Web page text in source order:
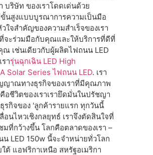
บริษัท ของเราโดดเด่นด้วย
ขั้นสูงแบบบูรณาการความเป็นมือ
ใจสําคัญของความสําเร็จของเรา
ที่จะร่วมมือกับคุณและให้บริการที่ดีที่
ณ เช่นเดียวกับผู้ผลิตไฟถนน LED
ารุ่นฉุกเฉิน LED High
Solar Series ไฟถนน LED. เรา
ญาณทางธุรกิจของเราที่มีคุณภาพ
ชีวิตของเราเรายึดมั่นในปรัชญา
รกิจของ 'ลูกค้ารายแรก ทุกวันนี้
อนไหวเชิงกลยุทธ์ เราจึงตัดสินใจที่
มที่กว้างขึ้น โลกคือตลาดของเรา –
LED 150w นี้จะจําหน่ายทั่วโลก
ใต้ แอฟริกาเหนือ สหรัฐอเมริกา